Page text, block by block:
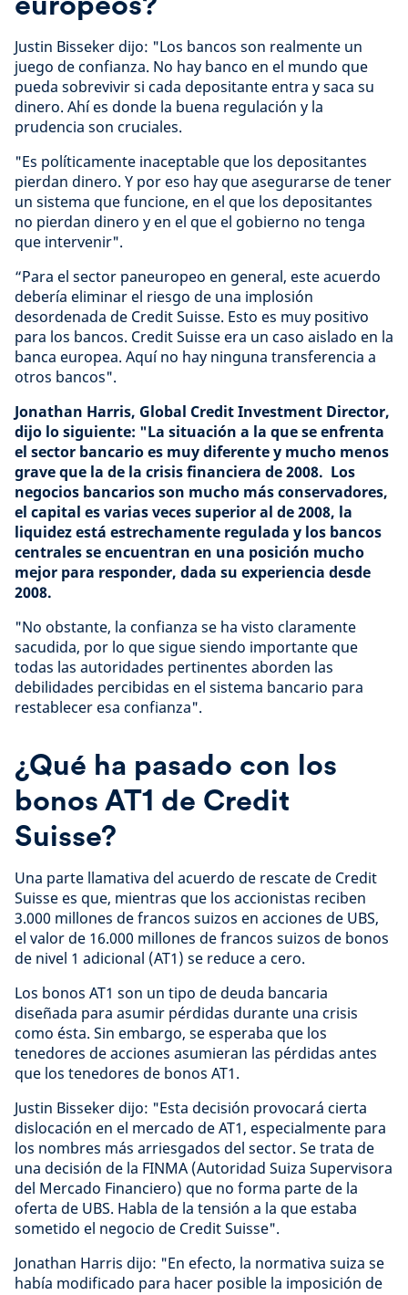
Justin Bisseker dijo: "Los bancos son realmente un
juego de confianza. No hay banco en el mundo que
pueda sobrevivir si cada depositante entra y saca su
dinero. Ahí es donde la buena regulación y la
prudencia son cruciales.
"Es políticamente inaceptable que los depositantes
pierdan dinero. Y por eso hay que asegurarse de tener
un sistema que funcione, en el que los depositantes
no pierdan dinero y en el que el gobierno no tenga
que intervenir".
“Para el sector paneuropeo en general, este acuerdo
debería eliminar el riesgo de una implosión
desordenada de Credit Suisse. Esto es muy positivo
para los bancos. Credit Suisse era un caso aislado en la
banca europea. Aquí no hay ninguna transferencia a
otros bancos".
Jonathan Harris, Global Credit Investment Director,
dijo lo siguiente: "La situación a la que se enfrenta
el sector bancario es muy diferente y mucho menos
grave que la de la crisis financiera de 2008. Los
negocios bancarios son mucho más conservadores,
el capital es varias veces superior al de 2008, la
liquidez está estrechamente regulada y los bancos
centrales se encuentran en una posición mucho
mejor para responder, dada su experiencia desde
2008.
"No obstante, la confianza se ha visto claramente
sacudida, por lo que sigue siendo importante que
todas las autoridades pertinentes aborden las
debilidades percibidas en el sistema bancario para
restablecer esa confianza".
¿Qué ha pasado con los
bonos AT1 de Credit
Suisse?
Una parte llamativa del acuerdo de rescate de Credit
Suisse es que, mientras que los accionistas reciben
3.000 millones de francos suizos en acciones de UBS,
el valor de 16.000 millones de francos suizos de bonos
de nivel 1 adicional (AT1) se reduce a cero.
Los bonos AT1 son un tipo de deuda bancaria
diseñada para asumir pérdidas durante una crisis
como ésta. Sin embargo, se esperaba que los
tenedores de acciones asumieran las pérdidas antes
que los tenedores de bonos AT1.
Justin Bisseker dijo: "Esta decisión provocará cierta
dislocación en el mercado de AT1, especialmente para
los nombres más arriesgados del sector. Se trata de
una decisión de la FINMA (Autoridad Suiza Supervisora
del Mercado Financiero) que no forma parte de la
oferta de UBS. Habla de la tensión a la que estaba
sometido el negocio de Credit Suisse".
Jonathan Harris dijo: "En efecto, la normativa suiza se
había modificado para hacer posible la imposición de